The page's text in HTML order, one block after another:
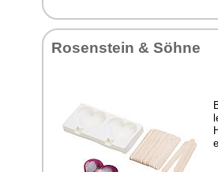
Rosenstein & Söhne